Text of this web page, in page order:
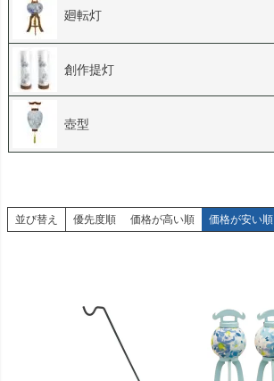
廻転灯
創作提灯
壺型
並び替え 優先度順 価格が高い順 価格が安い順